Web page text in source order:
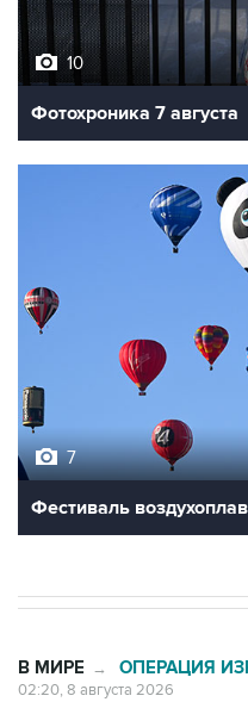
10
Фотохроника 7 августа
7
Фестиваль
В МИРЕ → ОПЕРАЦИЯ
02:20, 8 августа 2026